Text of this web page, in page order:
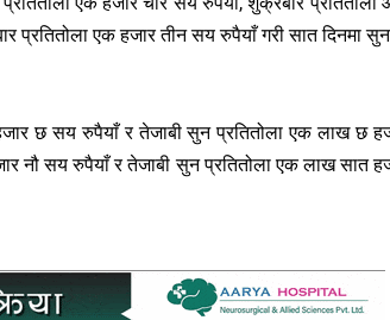
प्रतितोला एक हजार तीन सय रुपैयाँ गरी सात दिनमा
छ सय रुपैयाँ र तेजाबी सुन प्रतितोला एक लाख छ
नौ सय रुपैयाँ र तेजाबी सुन प्रतितोला एक लाख सात